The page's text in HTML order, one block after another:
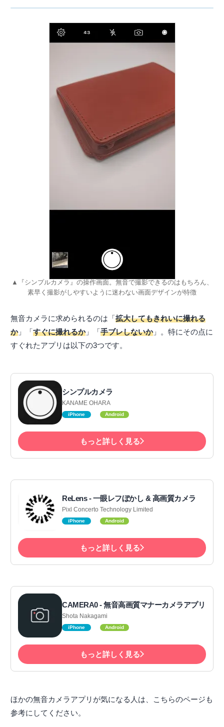
▲『シンプルカメラ』の操作画面。無音で撮影できるのはもちろん、
素早く撮影がしやすいように迷わない画面デザインが特徴
無音カメラに求められるのは「拡大してもきれいに撮れる
か」「すぐに撮れるか」「手ブレしないか」。特にその点に
すぐれたアプリは以下の3つです。
シンプルカメラ
KANAME OHARA
iPhone Android
もっと詳しく見る
ReLens - 一眼レフぼかし & 高画質カメラ
Pixl Concerto Technology Limited
iPhone Android
もっと詳しく見る
CAMERA0 - 無音高画質マナーカメラアプリ
Shota Nakagami
iPhone Android
もっと詳しく見る
ほかの無音カメラアプリが気になる人は、こちらのページも
参考にしてください。